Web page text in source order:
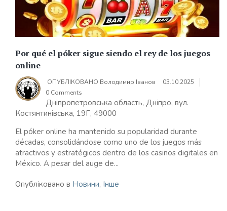
Por qué el póker sigue siendo el rey de los juegos
online
ОПУБЛІКОВАНО Володимир Іванов
03.10.2025
0 Comments
Дніпропетровська область, Дніпро, вул.
Костянтинівська, 19Г, 49000
El póker online ha mantenido su popularidad durante
décadas, consolidándose como uno de los juegos más
atractivos y estratégicos dentro de los casinos digitales en
México. A pesar del auge de...
Опубліковано в Новини, Інше